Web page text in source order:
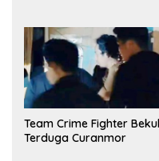
Team Crime Fighter
Terduga Curanmor